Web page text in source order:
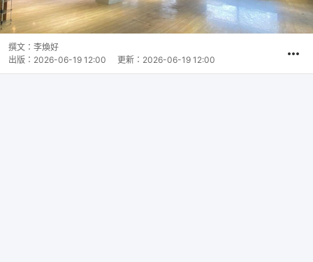
撰文： 李煥好
出版： 2026-06-19 12:00 更新： 2026-06-19 12:00